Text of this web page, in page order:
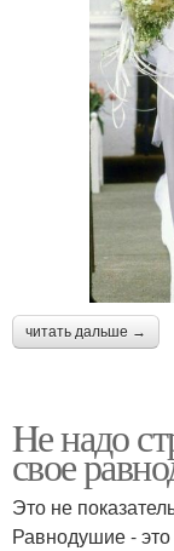
читать дальше →
Hе надо
свое
Это не
Равнодушие -